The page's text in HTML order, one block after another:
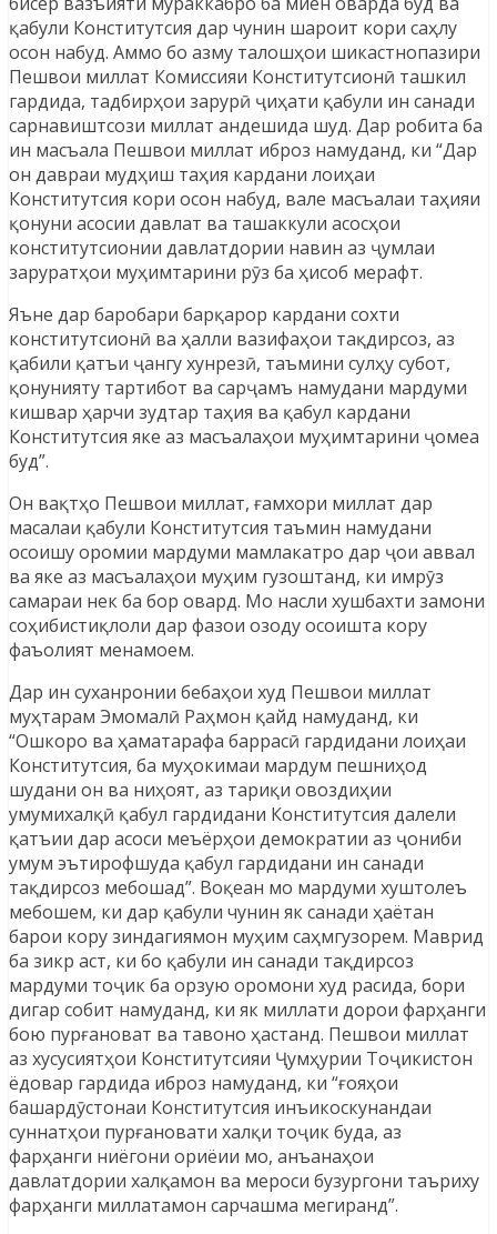
қабули Конститутсия дар чунин шароит кори саҳлу
осон набуд. Аммо бо азму талошҳои шикастнопазири
Пешвои миллат Комиссияи Конститутсионӣ ташкил
гардида, тадбирҳои зарурӣ ҷиҳати қабули ин санади
сарнавиштсози миллат андешида шуд. Дар робита ба
ин масъала Пешвои миллат иброз намуданд, ки “Дар
он давраи мудҳиш таҳия кардани лоиҳаи
Конститутсия кори осон набуд, вале масъалаи таҳияи
қонуни асосии давлат ва ташаккули асосҳои
конститутсионии давлатдории навин аз ҷумлаи
заруратҳои муҳимтарини рӯз ба ҳисоб мерафт.
Яъне дар баробари барқарор кардани сохти
конститутсионӣ ва ҳалли вазифаҳои тақдирсоз, аз
қабили қатъи ҷангу хунрезӣ, таъмини сулҳу субот,
қонунияту тартибот ва сарҷамъ намудани мардуми
кишвар ҳарчи зудтар таҳия ва қабул кардани
Конститутсия яке аз масъалаҳои муҳимтарини ҷомеа
буд”.
Он вақтҳо Пешвои миллат, ғамхори миллат дар
масалаи қабули Конститутсия таъмин намудани
осоишу оромии мардуми мамлакатро дар ҷои аввал
ва яке аз масъалаҳои муҳим гузоштанд, ки имрӯз
самараи нек ба бор овард. Мо насли хушбахти замони
соҳибистиқлоли дар фазои озоду осоишта кору
фаъолият менамоем.
Дар ин суханронии бебаҳои худ Пешвои миллат
муҳтарам Эмомалӣ Раҳмон қайд намуданд, ки
“Ошкоро ва ҳаматарафа баррасӣ гардидани лоиҳаи
Конститутсия, ба муҳокимаи мардум пешниҳод
шудани он ва ниҳоят, аз тариқи овоздиҳии
умумихалқӣ қабул гардидани Конститутсия далели
қатъии дар асоси меъёрҳои демократии аз ҷониби
умум эътирофшуда қабул гардидани ин санади
тақдирсоз мебошад”. Воқеан мо мардуми хуштолеъ
мебошем, ки дар қабули чунин як санади ҳаётан
барои кору зиндагиямон муҳим саҳмгузорем. Маврид
ба зикр аст, ки бо қабули ин санади тақдирсоз
мардуми тоҷик ба орзую оромони худ расида, бори
дигар собит намуданд, ки як миллати дорои фарҳанги
бою пурғановат ва тавоно ҳастанд. Пешвои миллат
аз хусусиятҳои Конститутсияи Ҷумҳурии Тоҷикистон
ёдовар гардида иброз намуданд, ки “ғояҳои
башардӯстонаи Конститутсия инъикоскунандаи
суннатҳои пурғановати халқи тоҷик буда, аз
фарҳанги ниёгони ориёии мо, анъанаҳои
давлатдории халқамон ва мероси бузургони таъриху
фарҳанги миллатамон сарчашма мегиранд”.